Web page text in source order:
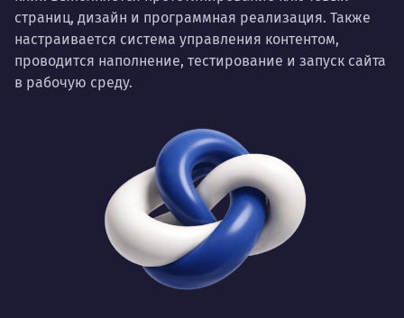
страниц, дизайн и программная реализация. Также
настраивается система управления контентом,
проводится наполнение, тестирование и запуск сайта
в рабочую среду.